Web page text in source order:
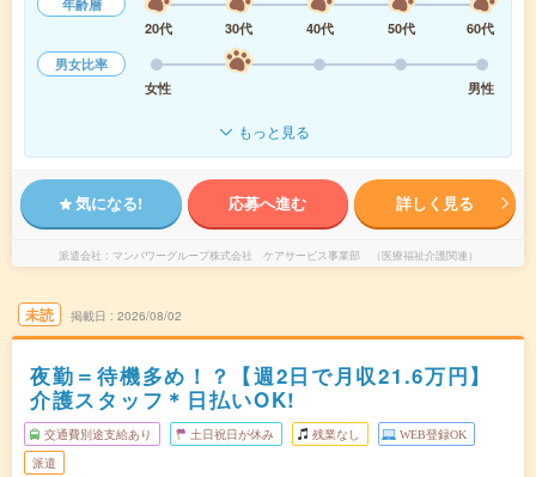
年齢層
20代
30代 40代 50代
60代
男女比率
女性
男性
もっと見る
気になる! 応募へ進む 詳しく見る
派遣会社 マンパワーグループ株式会社 ケアサービス事業部 （医療福祉介護関連）
未読 掲載日 2026/08/02
夜勤＝待機多め！？【週2日で月収21.6万円】
介護スタッフ＊日払いOK!
交通費別途支給あり 土日祝日が休み 残業なし WEB登録OK
派遣